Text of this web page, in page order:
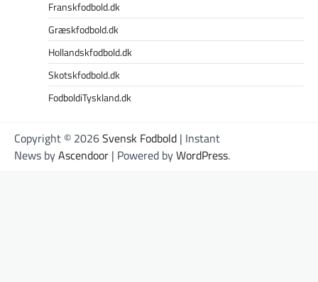
Franskfodbold.dk
Græskfodbold.dk
Hollandskfodbold.dk
Skotskfodbold.dk
FodboldiTyskland.dk
Copyright © 2026Svensk Fodbold | Instant
News byAscendoor | Powered byWordPress.